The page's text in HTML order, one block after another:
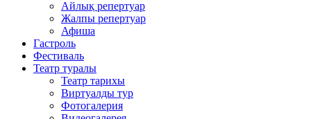
Айлық репертуар
Жалпы репертуар
Афиша
Гастроль
Фестиваль
Театр туралы
Театр тарихы
Виртуалды тур
Фотогалерия